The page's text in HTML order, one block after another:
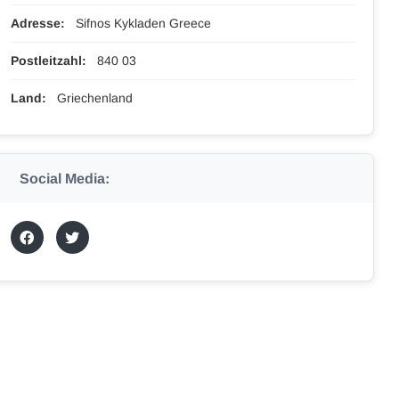
Adresse: Sifnos Kykladen Greece
Postleitzahl: 840 03
Land: Griechenland
Social Media: